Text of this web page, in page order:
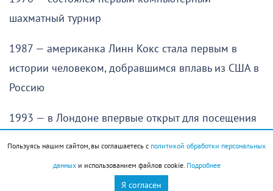
шахматный турнир
1987 — американка Линн Кокс стала первым в
истории человеком, добравшимся вплавь из США в
Россию
1993 — в Лондоне впервые открыт для посещения
История города
Пользуясь нашим сайтом, вы соглашаетесь с политикой обработки персональных
данныхи использованием файлов cookie. Подробнее
Я согласен